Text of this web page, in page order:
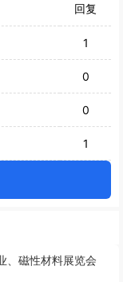
回复
1
0
0
1
、磁性材料展览会